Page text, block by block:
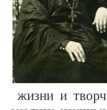
жизни и